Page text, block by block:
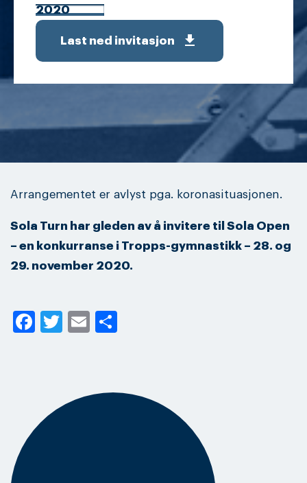
2020
Last ned invitasjon get_app
Arrangementet er avlyst pga. koronasituasjonen.
Sola Turn har gleden av å invitere til Sola Open
– en konkurranse i Tropps-gymnastikk – 28. og
29. november 2020.
Facebook
Twitter
Email